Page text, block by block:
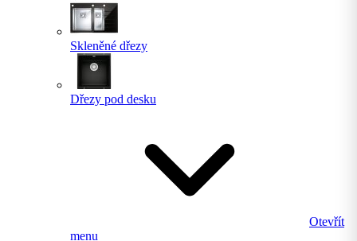
Skleněné dřezy
Dřezy pod desku
Otevřít
menu